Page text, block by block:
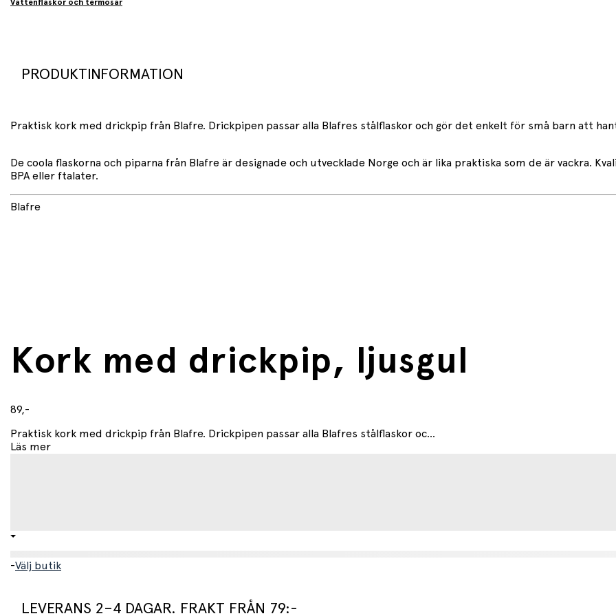
Vattenflaskor och termosar
PRODUKTINFORMATION
Praktisk kork med drickpip från Blafre. Drickpipen passar alla Blafres stålflaskor och gör det enkelt för små barn att
De coola flaskorna och piparna från Blafre är designade och utvecklade Norge och är lika praktiska som de är vackra.
BPA eller ftalater.
Blafre
Kork med drickpip, ljusgul
89,-
Praktisk kork med drickpip från Blafre. Drickpipen passar alla Blafres stålflaskor oc...
Läs mer
-Välj butik
LEVERANS 2–4 DAGAR. FRAKT FRÅN 79:-